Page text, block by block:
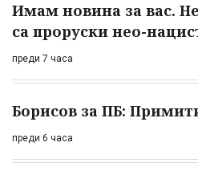
Имам новина за вас.
са проруски нео-
преди 7 часа
Борисов за ПБ:
преди 6 часа